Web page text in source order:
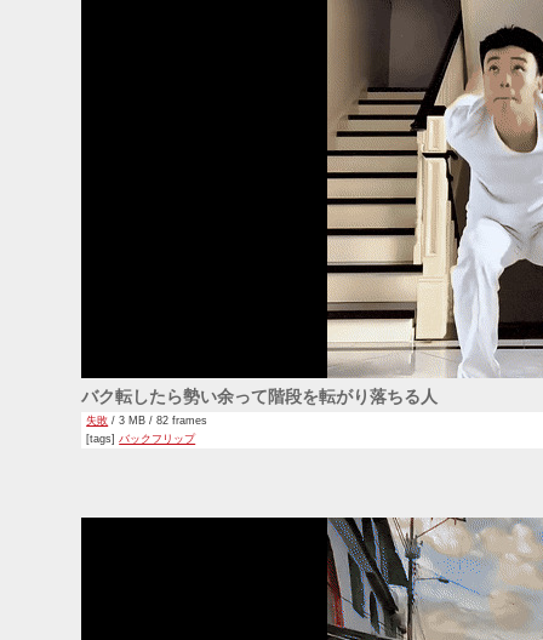
バク転したら勢い余って階段を転がり落ちる人
失敗 / 3 MB / 82 frames
[tags] バックフリップ